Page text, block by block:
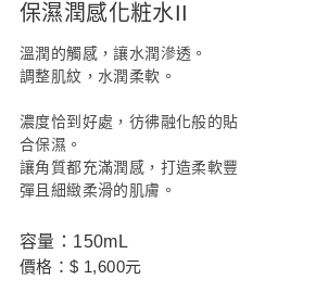
保濕潤感化粧水II
溫潤的觸感，讓水潤滲透。
調整肌紋，水潤柔軟。
濃度恰到好處，彷彿融化般的貼
合保濕。
讓角質都充滿潤感，打造柔軟豐
彈且細緻柔滑的肌膚。
容量：150mL
價格：$ 1,600元